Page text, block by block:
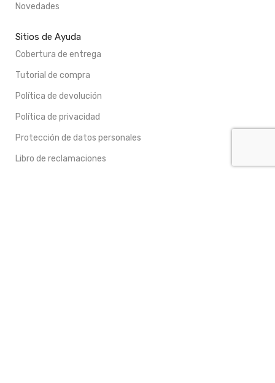
Novedades
Sitios de Ayuda
Cobertura de entrega
Tutorial de compra
Política de devolución
Política de privacidad
Protección de datos personales
Libro de reclamaciones